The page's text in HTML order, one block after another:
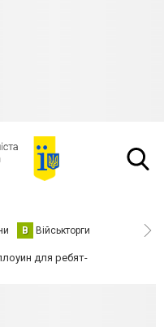
В Військторги
для ребят-